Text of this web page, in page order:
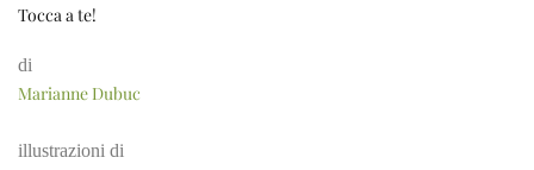
Tocca a te!
di
Marianne Dubuc
illustrazioni di